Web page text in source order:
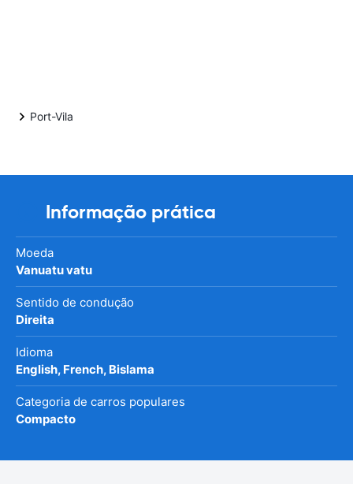
Port-Vila
Informação prática
Moeda
Vanuatu vatu
Sentido de condução
Direita
Idioma
English, French, Bislama
Categoria de carros populares
Compacto